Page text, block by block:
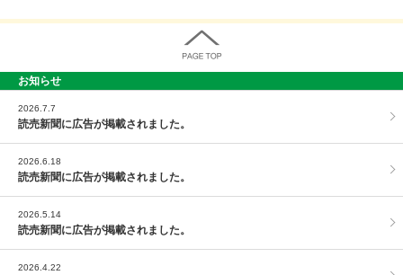
お知らせ
2026.7.7
読売新聞に広告が掲載されました。
2026.6.18
読売新聞に広告が掲載されました。
2026.5.14
読売新聞に広告が掲載されました。
2026.4.22
PAGE TOP